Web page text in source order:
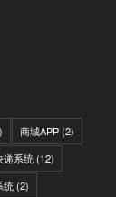
商城APP(2)
递系统(12)
统(2)